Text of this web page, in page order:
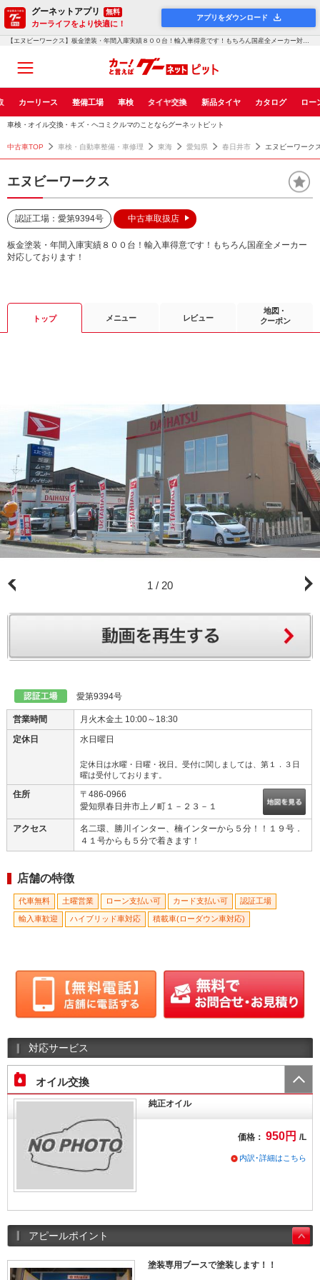
グーネットアプリ 無料
カーライフをより快適に！
アプリをダウンロード
【エヌビーワークス】板金塗装・年間入庫実績８００台！輸入車得意です！もちろん国産全メーカー対応してお...！グーネットピット
カーリース 整備工場 車検 タイヤ交換 新品タイヤ カタログ ロー
車検・オイル交換・キズ・ヘコミクルマのことならグーネットピット
中古車TOP 車検・自動車整備・車修理 東海 愛知県 春日井市 エヌビーワーク
エヌビーワークス
認証工場：愛第9394号 中古車取扱店
板金塗装・年間入庫実績８００台！輸入車得意です！もちろん国産全メーカー
対応しております！
トップ メニュー レビュー
地図・
クーポン
ご依頼の受付は、店舗になります。
1 / 20
愛第9394号
営業時間
月火木金土 10:00～18:30
定休日
水日曜日
定休日は水曜・日曜・祝日。受付に関しましては、第１．３日
曜は受付しております。
住所
〒486-0966
愛知県春日井市上ノ町１－２３－１
アクセス
名二環、勝川インター、楠インターから５分！！１９号．
４１号からも５分で着きます！
店舗の特徴
代車無料 土曜営業 ローン支払い可 カード支払い可 認証工場
輸入車歓迎 ハイブリッド車対応 積載車(ローダウン車対応)
対応サービス
オイル交換
純正オイル
価格： 950円 /L
内訳･詳細はこちら
アピールポイント
塗装専用ブースで塗装します！！